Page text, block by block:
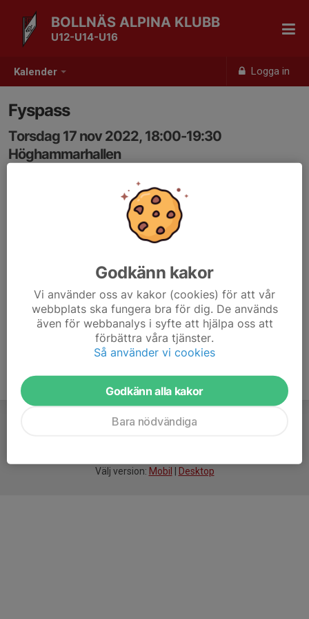
Kalender Logga in
BOLLNÄS ALPINA KLUBB
U12-U14-U16
Fyspass
Torsdag 17 nov 2022, 18:00-19:30
Höghammarhallen
Välj version: Mobil Desktop
Godkänn kakor
Vi använder oss av kakor (cookies) för att vår
webbplats ska fungera bra för dig. De används
även för webbanalys i syfte att hjälpa oss att
förbättra våra tjänster.
Så använder vi cookies
Godkänn alla kakor
Bara nödvändiga